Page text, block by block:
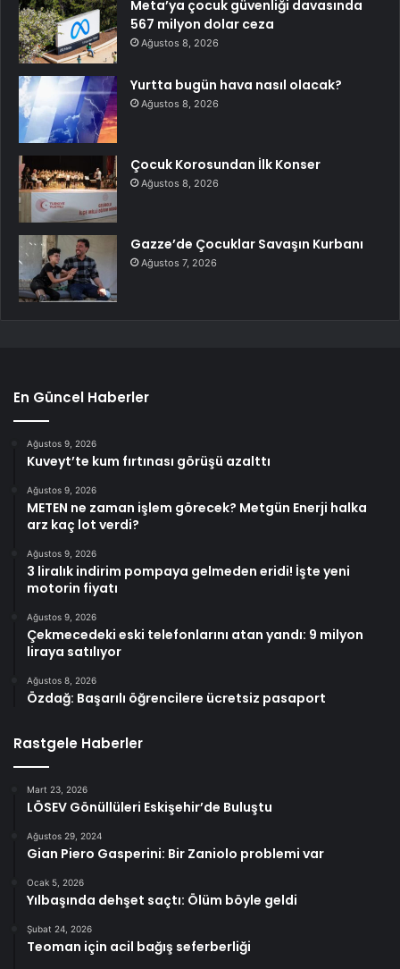
Meta’ya çocuk güvenliği davasında
567 milyon dolar ceza
Ağustos 8, 2026
Yurtta bugün hava nasıl olacak?
Ağustos 8, 2026
Çocuk Korosundan İlk Konser
Ağustos 8, 2026
Gazze’de Çocuklar Savaşın Kurbanı
Ağustos 7, 2026
En Güncel Haberler
Ağustos 9, 2026
Kuveyt’te kum fırtınası görüşü azalttı
Ağustos 9, 2026
METEN ne zaman işlem görecek? Metgün Enerji halka
arz kaç lot verdi?
Ağustos 9, 2026
3 liralık indirim pompaya gelmeden eridi! İşte yeni
motorin fiyatı
Ağustos 9, 2026
Çekmecedeki eski telefonlarını atan yandı: 9 milyon
liraya satılıyor
Ağustos 8, 2026
Özdağ: Başarılı öğrencilere ücretsiz pasaport
Rastgele Haberler
Mart 23, 2026
LÖSEV Gönüllüleri Eskişehir’de Buluştu
Ağustos 29, 2024
Gian Piero Gasperini: Bir Zaniolo problemi var
Ocak 5, 2026
Yılbaşında dehşet saçtı: Ölüm böyle geldi
Şubat 24, 2026
Teoman için acil bağış seferberliği